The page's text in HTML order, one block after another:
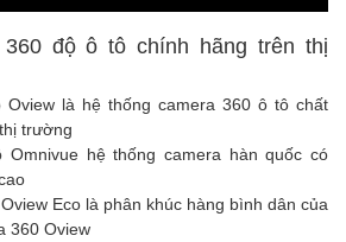
360 độ ô tô chính hãng trên thị
Oview là hệ thống camera 360 ô tô chất
trường
Omnivue hệ thống camera hàn quốc có
Eco là phân khúc hàng bình dân của
360 Oview